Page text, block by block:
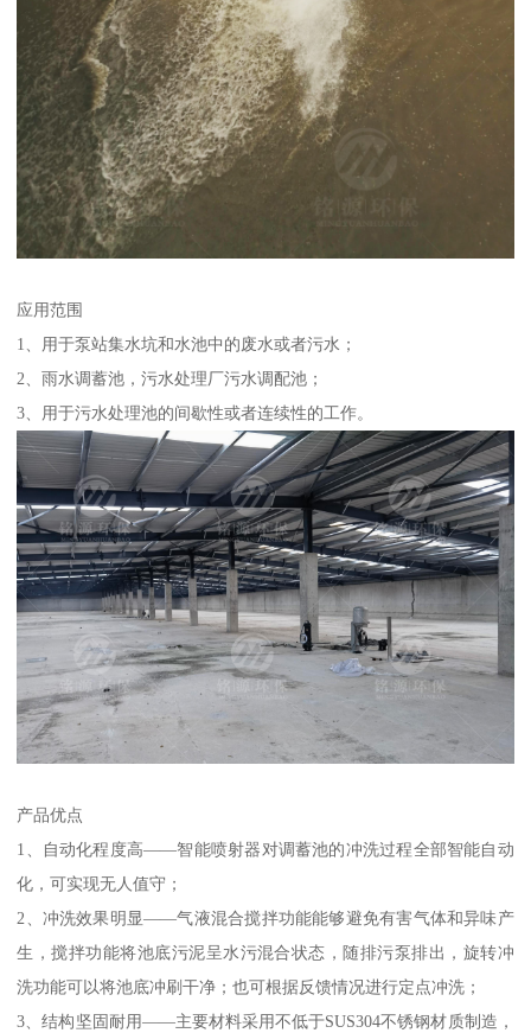
应用范围
1、用于泵站集水坑和水池中的废水或者污水；
2、雨水调蓄池，污水处理厂污水调配池；
3、用于污水处理池的间歇性或者连续性的工作。
产品优点
1、自动化程度高——智能喷射器对调蓄池的冲洗过程全部智能自动
化，可实现无人值守；
2、冲洗效果明显——气液混合搅拌功能能够避免有害气体和异味产
生，搅拌功能将池底污泥呈水污混合状态，随排污泵排出，旋转冲
洗功能可以将池底冲刷干净；也可根据反馈情况进行定点冲洗；
3、结构坚固耐用——主要材料采用不低于SUS304不锈钢材质制造，